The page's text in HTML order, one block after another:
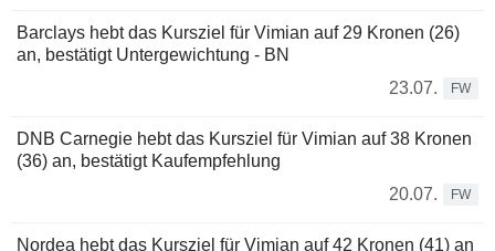
Barclays hebt das Kursziel für Vimian auf 29 Kronen (26)
an, bestätigt Untergewichtung - BN
23.07.
FW
DNB Carnegie hebt das Kursziel für Vimian auf 38 Kronen
(36) an, bestätigt Kaufempfehlung
20.07.
FW
Nordea hebt das Kursziel für Vimian auf 42 Kronen (41) an